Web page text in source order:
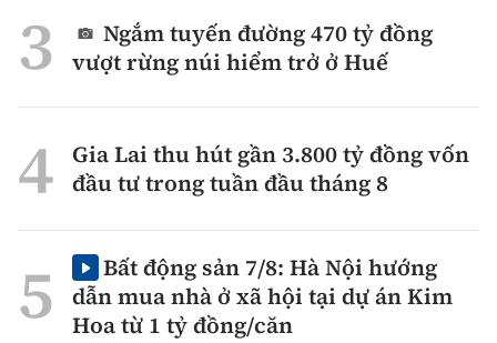
Ngắm tuyến đường 470 tỷ đồng
vượt rừng núi hiểm trở ở Huế
Gia Lai thu hút gần 3.800 tỷ đồng vốn
đầu tư trong tuần đầu tháng 8
Bất động sản 7/8: Hà Nội hướng
dẫn mua nhà ở xã hội tại dự án Kim
Hoa từ 1 tỷ đồng/căn